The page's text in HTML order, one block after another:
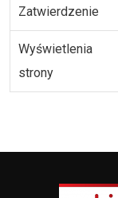
Zatwierdzenie
Wyświetlenia
strony